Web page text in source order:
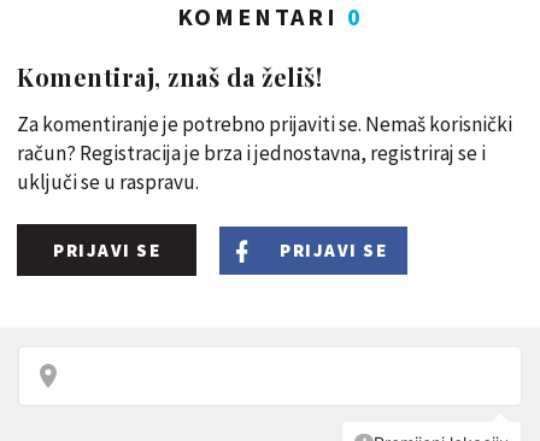
KOMENTARI 0
Komentiraj, znaš da želiš!
Za komentiranje je potrebno prijaviti se. Nemaš korisnički
račun? Registracija je brza i jednostavna, registriraj se i
uključi se u raspravu.
PRIJAVI SE PRIJAVI SE